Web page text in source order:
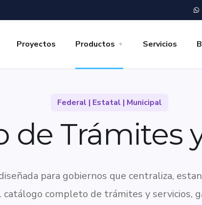
Proyectos Productos Servicios
Federal | Estatal | Municipal
de Trámites
para gobiernos que centraliza,
catálogo completo de trámites y servicios,